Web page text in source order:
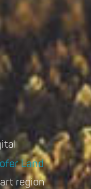
Land
region